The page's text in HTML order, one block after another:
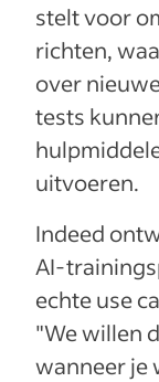
stelt voor
richten,
over
tests
uitvoeren.
Indeed
AI-
echte use
"We willen
wanneer je